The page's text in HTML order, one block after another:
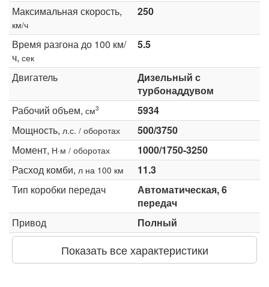
Максимальная скорость,
км/ч
250
Время разгона до 100 км/
ч, сек
5.5
Двигатель
Дизельный с
турбонаддувом
Рабочий объем, см3
5934
Мощность, л.с. / оборотах
500/3750
Момент, Н·м / оборотах
1000/1750-3250
Расход комби, л на 100 км
11.3
Тип коробки передач
Автоматическая, 6
передач
Привод
Полный
Показать все характеристики